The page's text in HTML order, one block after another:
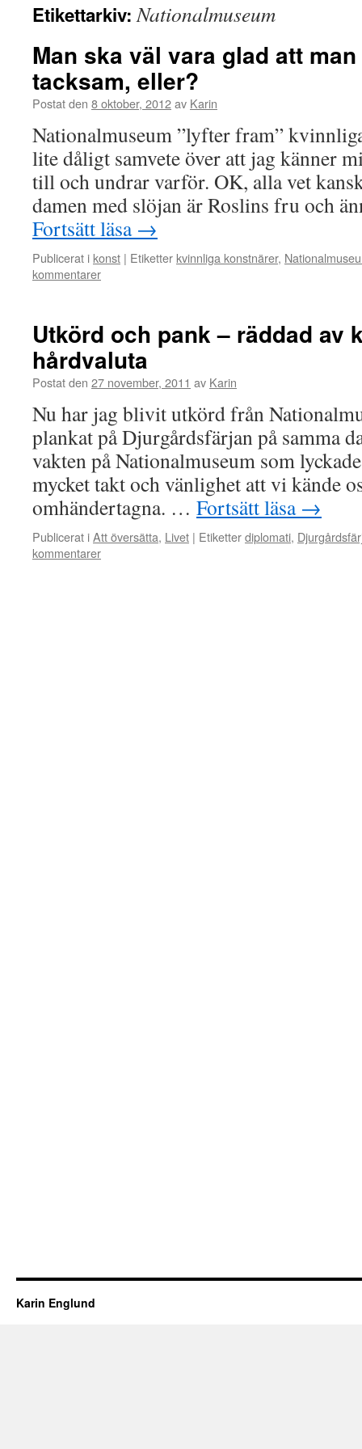
Etikettarkiv:Nationalmuseum
Man ska väl vara glad att
tacksam, eller?
Postat den 8 oktober, 2012av Karin
Nationalmuseum ”lyfter fram”
lite dåligt samvete över att jag känner
till och undrar varför. OK, alla vet
damen med slöjan är Roslins fru och
Fortsätt läsa →
Publicerat i konst | Etiketter kvinnliga konstnärer,
kommentarer
Utkörd och pank – räddad av
hårdvaluta
Postat den 27 november, 2011 av Karin
Nu har jag blivit utkörd från
plankat på Djurgårdsfärjan på samma
vakten på Nationalmuseum som
mycket takt och vänlighet att vi kände
omhändertagna. … Fortsätt läsa →
Publicerat iAtt översätta, Livet | Etiketterdiplomati,
kommentarer
Karin Englund